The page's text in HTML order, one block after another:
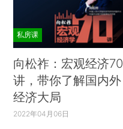
私房课
向松祚：宏观经济70
讲，带你了解国内外
经济大局
2022年04月06日